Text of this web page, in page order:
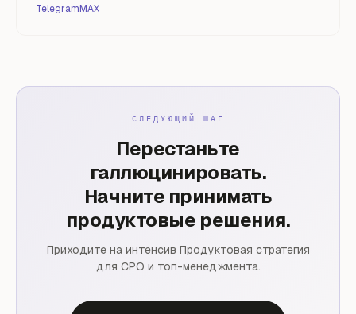
TelegramMAX
СЛЕДУЮЩИЙ ШАГ
Перестаньте
галлюцинировать.
Начните принимать
продуктовые решения.
Приходите на интенсив Продуктовая стратегия
для CPO и топ-менеджмента.